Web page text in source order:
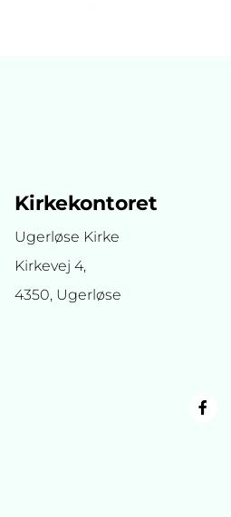
Kirkekontoret
Ugerløse Kirke
Kirkevej 4,
4350, Ugerløse